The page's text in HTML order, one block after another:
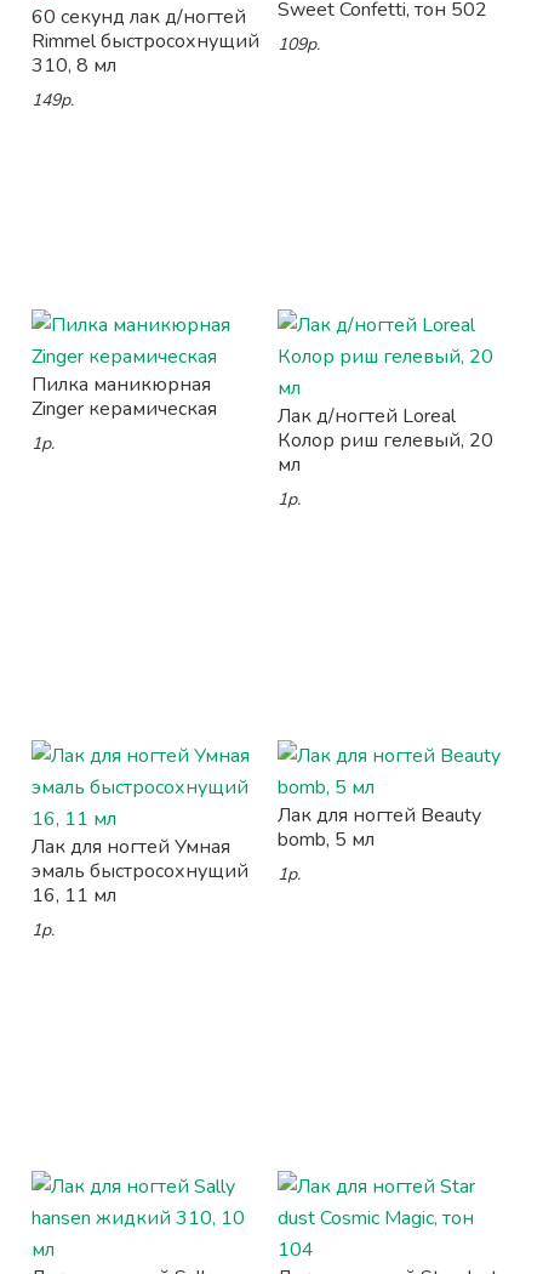
60 секунд лак д/ногтей
Rimmel быстросохнущий
310, 8 мл
149р.
Sweet Confetti, тон 502
109р.
Пилка маникюрная
Zinger керамическая
1р.
Лак д/ногтей Loreal
Колор риш гелевый, 20
мл
1р.
Лак для ногтей Умная
эмаль быстросохнущий
16, 11 мл
1р.
Лак для ногтей Beauty
bomb, 5 мл
1р.